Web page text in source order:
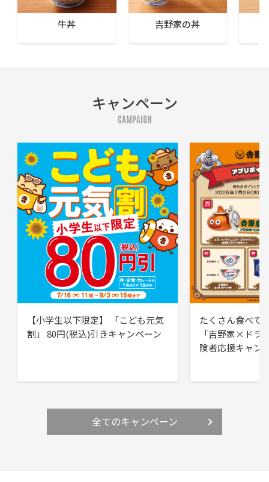
牛丼 吉野家の丼
キャンペーン
CAMPAIGN
【小学生以下限定】 「こども元気
割」 80円(税込)引きキャンペーン
たくさん食べて
「吉野家×ドラ
険者応援キャン
全てのキャンペーン